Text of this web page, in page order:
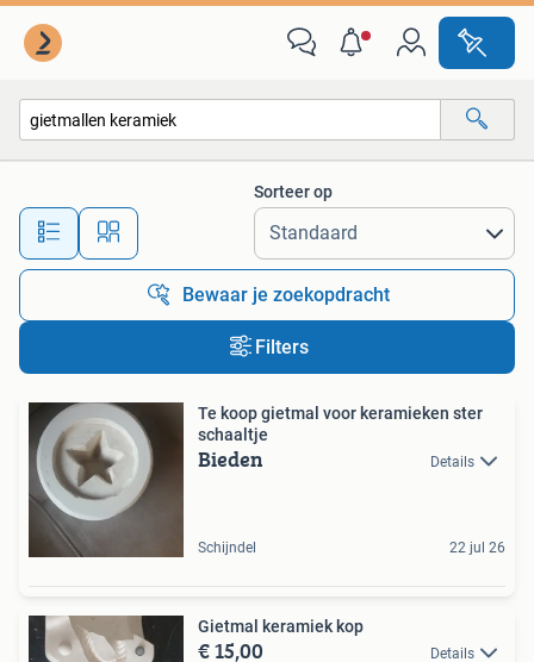
Alle afstanden…
Sorteer op
Bewaar je zoekopdracht
Filters
Te koop gietmal voor keramieken ster
schaaltje
Bieden Details
Schijndel 22 jul 26
Gietmal keramiek kop
€ 15,00 Details